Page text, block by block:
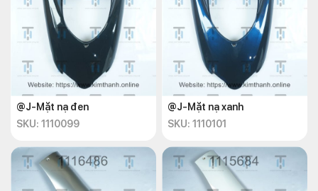
@J-Mặt nạ đen
SKU: 1110099
@J-Mặt nạ xanh
SKU: 1110101